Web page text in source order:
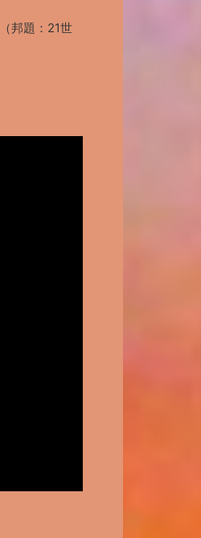
（邦題：21世